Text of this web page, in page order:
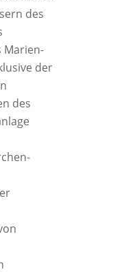
des
Marien-
der
des